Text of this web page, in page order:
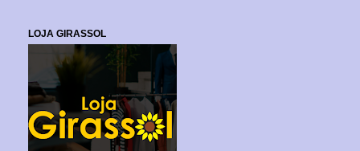
LOJA GIRASSOL